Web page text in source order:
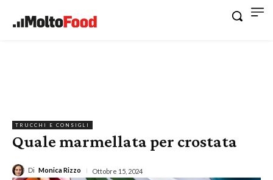
TRUCCHI E CONSIGLI
Quale marmellata per crostata
Di Monica Rizzo Ottobre 15, 2024